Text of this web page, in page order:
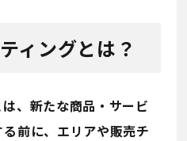
ィングとは？
、新たな商品・サービ
前に、エリアや販売チ